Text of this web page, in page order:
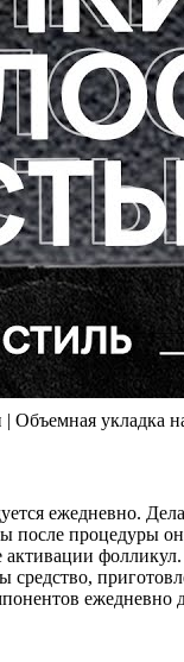
Объемная укладка
ежедневно.
после процедуры
средство,
ежедневно